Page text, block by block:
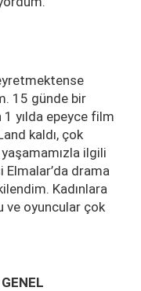
15 günde bir
yılda epeyce film
kaldı, çok
ilgili
drama
Kadınlara
ve oyuncular çok